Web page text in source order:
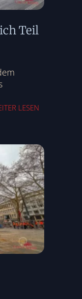
Teil
LESEN